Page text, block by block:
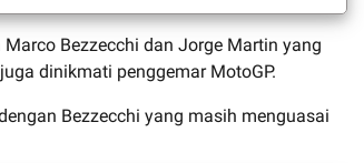
Bezzecchi dan Jorge Martin yang
dinikmati penggemar MotoGP.
Bezzecchi yang masih menguasai